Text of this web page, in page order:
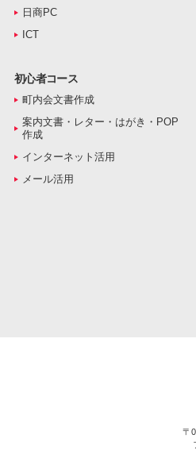
日商PC
ICT
初心者コース
町内会文書作成
案内文書・レター・はがき・POP
作成
インターネット活用
メール活用
〒